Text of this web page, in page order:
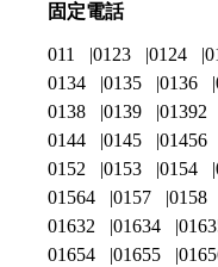
固定電話
011 0123 0124
0134
0135 0136
0138
0139 01392
0144
0145 01456
0152
0153 0154
01564
0157 0158
01632
01634
01654
01655